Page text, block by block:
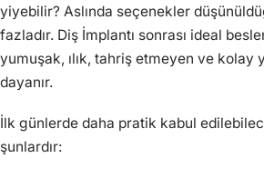
yiyebilir? Aslında seçenekler
fazladır. Diş İmplantı sonrası ideal
yumuşak, ılık, tahriş etmeyen ve kolay
dayanır.
İlk günlerde daha pratik kabul
şunlardır: